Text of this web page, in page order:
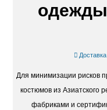
одежды
Для минимизации рисков
костюмов из Азиатского
фабриками и